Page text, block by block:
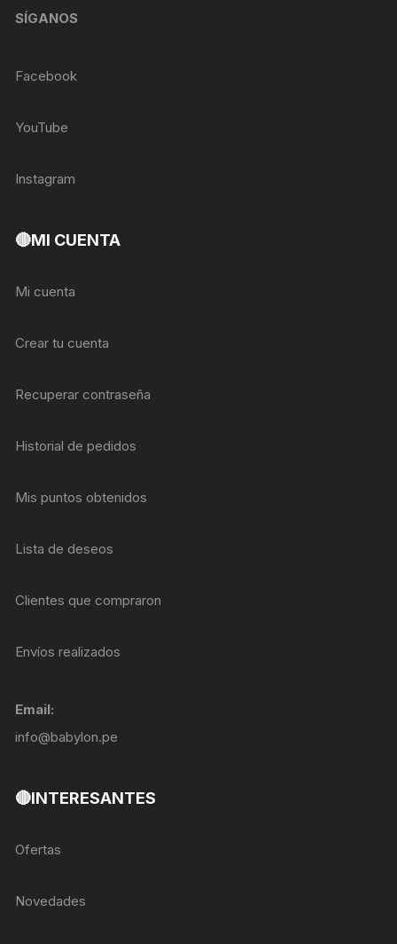
SÍGANOS
Facebook
YouTube
Instagram
🔴MI CUENTA
Mi cuenta
Crear tu cuenta
Recuperar contraseña
Historial de pedidos
Mis puntos obtenidos
Lista de deseos
Clientes que compraron
Envíos realizados
Email:
info@babylon.pe
🔴INTERESANTES
Ofertas
Novedades